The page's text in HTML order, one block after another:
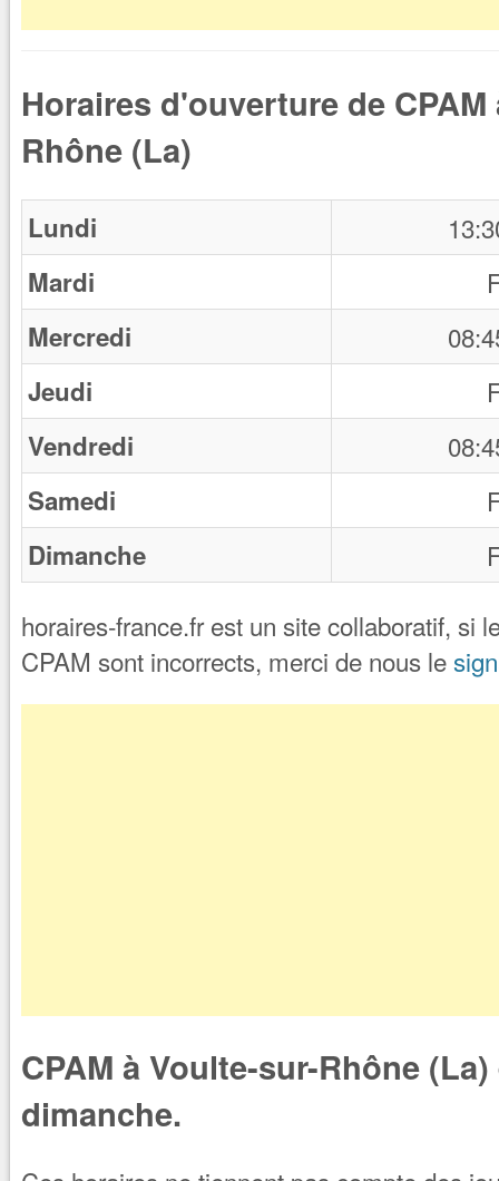
Horaires d'ouverture de
Rhône (La)
Lundi
Mardi
Mercredi
Jeudi
Vendredi
Samedi
Dimanche
horaires-france.fr est un site collaboratif, si
CPAM sont incorrects, merci de nous le
CPAM à Voulte-sur-Rhône
dimanche.